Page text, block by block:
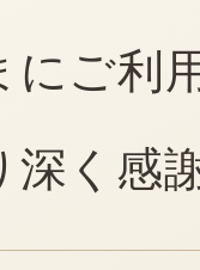
にご利
深く感